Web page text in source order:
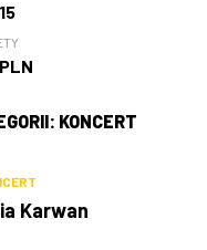
KONCERT
Karwan